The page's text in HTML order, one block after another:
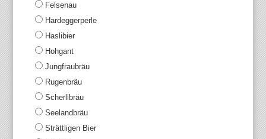
Felsenau
Hardeggerperle
Haslibier
Hohgant
Jungfraubräu
Rugenbräu
Scherlibräu
Seelandbräu
Strättligen Bier